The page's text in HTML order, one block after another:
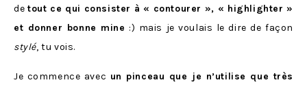
de tout ce qui consister à « contourer », « highlighter »
et donner bonne mine :) mais je voulais le dire de façon
stylé, tu vois.
Je commence avec un pinceau que je n’utilise que très